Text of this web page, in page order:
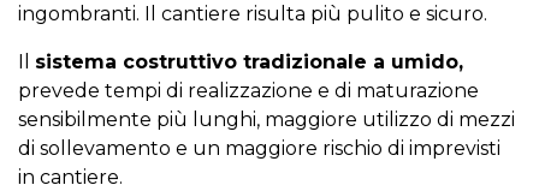
ingombranti. Il cantiere risulta più pulito e sicuro.
Il sistema costruttivo tradizionale a umido,
prevede tempi di realizzazione e di maturazione
sensibilmente più lunghi, maggiore utilizzo di mezzi
di sollevamento e un maggiore rischio di imprevisti
in cantiere.